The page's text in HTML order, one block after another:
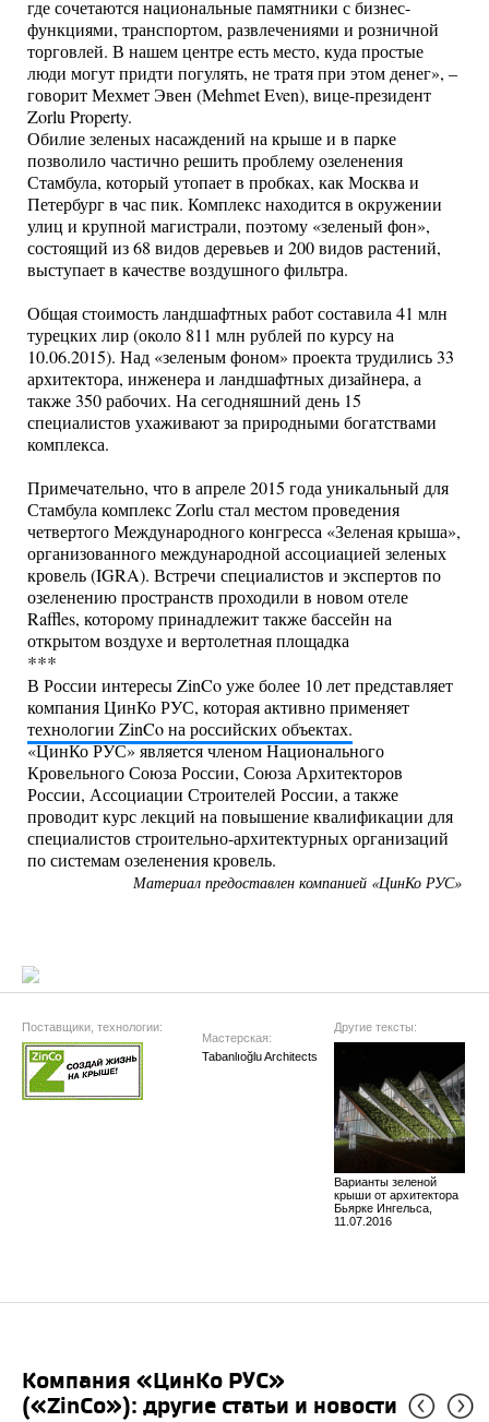
где сочетаются национальные памятники с бизнес-
функциями, транспортом, развлечениями и розничной
торговлей. В нашем центре есть место, куда простые
люди могут придти погулять, не тратя при этом денег», –
говорит Мехмет Эвен (Mehmet Even), вице-президент
Zorlu Property.
Обилие зеленых насаждений на крыше и в парке
позволило частично решить проблему озеленения
Стамбула, который утопает в пробках, как Москва и
Петербург в час пик. Комплекс находится в окружении
улиц и крупной магистрали, поэтому «зеленый фон»,
состоящий из 68 видов деревьев и 200 видов растений,
выступает в качестве воздушного фильтра.
Общая стоимость ландшафтных работ составила 41 млн
турецких лир (около 811 млн рублей по курсу на
10.06.2015). Над «зеленым фоном» проекта трудились 33
архитектора, инженера и ландшафтных дизайнера, а
также 350 рабочих. На сегодняшний день 15
специалистов ухаживают за природными богатствами
комплекса.
Примечательно, что в апреле 2015 года уникальный для
Стамбула комплекс Zorlu стал местом проведения
четвертого Международного конгресса «Зеленая крыша»,
организованного международной ассоциацией зеленых
кровель (IGRA). Встречи специалистов и экспертов по
озеленению пространств проходили в новом отеле
Raffles, которому принадлежит также бассейн на
открытом воздухе и вертолетная площадка
***
В России интересы ZinCo уже более 10 лет представляет
компания ЦинКо РУС, которая активно применяет
технологии ZinCo на российских объектах.
«ЦинКо РУС» является членом Национального
Кровельного Союза России, Союза Архитекторов
России, Ассоциации Строителей России, а также
проводит курс лекций на повышение квалификации для
специалистов строительно-архитектурных организаций
по системам озеленения кровель.
Материал предоставлен компанией «ЦинКо РУС»
Поставщики, технологии:
Мастерская:
Tabanlıoğlu Architects
Другие тексты:
Варианты зеленой
крыши от архитектора
Бьярке Ингельса,
11.07.2016
Компания «ЦинКо РУС»
(«ZinCo»): другие статьи и новости